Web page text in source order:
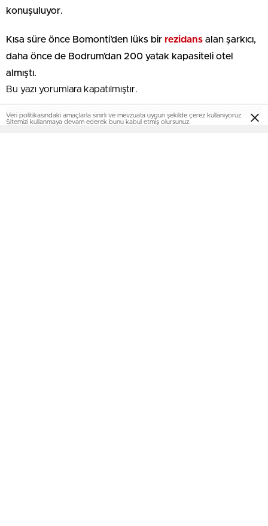
konuşuluyor.
Kısa süre önce Bomonti’den lüks bir rezidans alan şarkıcı,
daha önce de Bodrum’dan 200 yatak kapasiteli otel
almıştı.
Bu yazı yorumlara kapatılmıştır.
Veri politikasındaki amaçlarla sınırlı ve mevzuata uygun şekilde çerez kullanıyoruz.
Sitemizi kullanmaya devam ederek bunu kabul etmiş olursunuz.